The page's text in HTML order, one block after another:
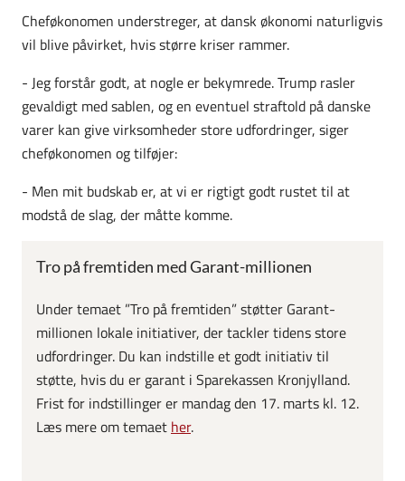
Cheføkonomen understreger, at dansk økonomi naturligvis
vil blive påvirket, hvis større kriser rammer.
- Jeg forstår godt, at nogle er bekymrede. Trump rasler
gevaldigt med sablen, og en eventuel straftold på danske
varer kan give virksomheder store udfordringer, siger
cheføkonomen og tilføjer:
- Men mit budskab er, at vi er rigtigt godt rustet til at
modstå de slag, der måtte komme.
Tro på fremtiden med Garant-millionen
Under temaet ”Tro på fremtiden” støtter Garant-
millionen lokale initiativer, der tackler tidens store
udfordringer. Du kan indstille et godt initiativ til
støtte, hvis du er garant i Sparekassen Kronjylland.
Frist for indstillinger er mandag den 17. marts kl. 12.
Læs mere om temaet her.